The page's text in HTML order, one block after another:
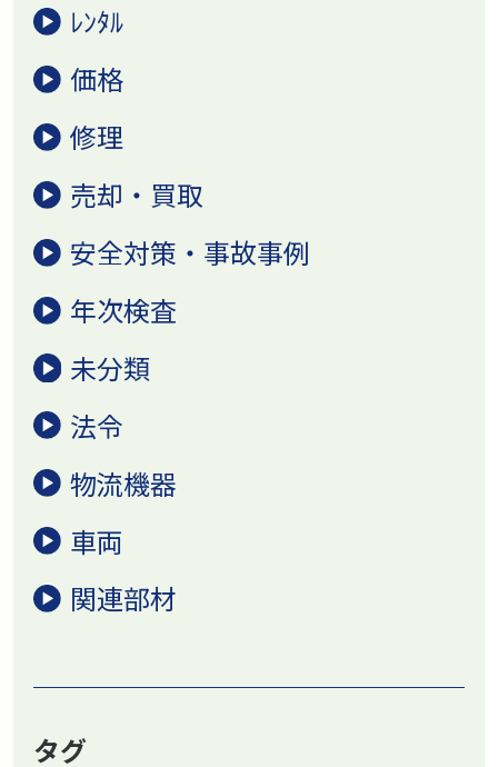
ﾚﾝﾀﾙ
価格
修理
売却・買取
安全対策・事故事例
年次検査
未分類
法令
物流機器
車両
関連部材
タグ